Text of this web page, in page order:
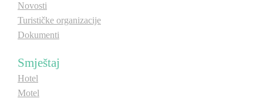
Novosti
Turističke organizacije
Dokumenti
Smještaj
Hotel
Motel